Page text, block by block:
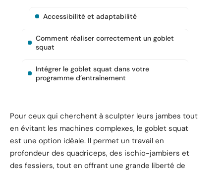
Accessibilité et adaptabilité
Comment réaliser correctement un goblet
squat
Intégrer le goblet squat dans votre
programme d’entraînement
Pour ceux qui cherchent à sculpter leurs jambes tout
en évitant les machines complexes, le goblet squat
est une option idéale. Il permet un travail en
profondeur des quadriceps, des ischio-jambiers et
des fessiers, tout en offrant une grande liberté de